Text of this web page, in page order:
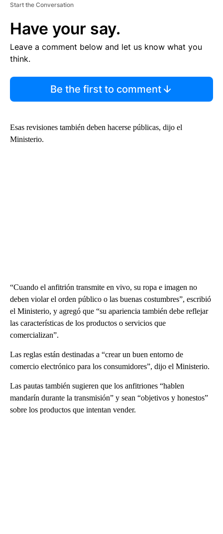
Start the Conversation
Have your say.
Leave a comment below and let us know what you
think.
Be the first to comment
Esas revisiones también deben hacerse públicas, dijo el
Ministerio.
“Cuando el anfitrión transmite en vivo, su ropa e imagen no
deben violar el orden público o las buenas costumbres”, escribió
el Ministerio, y agregó que “su apariencia también debe reflejar
las características de los productos o servicios que
comercializan”.
Las reglas están destinadas a “crear un buen entorno de
comercio electrónico para los consumidores”, dijo el Ministerio.
Las pautas también sugieren que los anfitriones “hablen
mandarín durante la transmisión” y sean “objetivos y honestos”
sobre los productos que intentan vender.